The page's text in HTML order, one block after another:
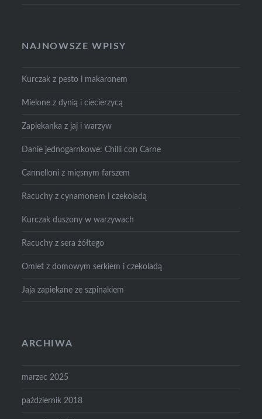
NAJNOWSZE WPISY
Kurczak z pesto i makaronem
Mielone z dynią i ciecierzycą
Zapiekanka z jaj i warzyw
Danie jednogarnkowe: Chilli con Carne
Cannelloni z mięsnym farszem
Racuchy z cynamonem i czekoladą
Kurczak duszony w warzywach
Racuchy z sera żółtego
Omlet z domowym serkiem i czekoladą
Jaja zapiekane ze szpinakiem
ARCHIWA
marzec 2025
październik 2018